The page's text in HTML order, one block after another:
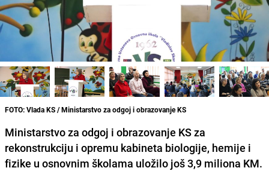
FOTO: Vlada KS / Ministarstvo za odgoj i obrazovanje KS
Ministarstvo za odgoj i obrazovanje KS za
rekonstrukciju i opremu kabineta biologije, hemije i
fizike u osnovnim školama uložilo još 3,9 miliona KM.